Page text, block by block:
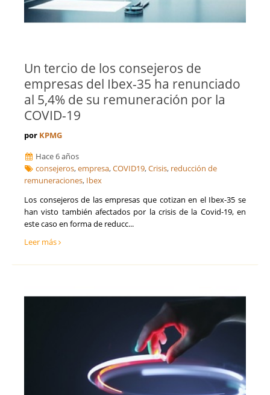
Un tercio de los consejeros de
empresas del Ibex-35 ha renunciado
al 5,4% de su remuneración por la
COVID-19
por KPMG
Hace 6 años
consejeros,empresa,COVID19,Crisis, reducción de
remuneraciones, Ibex
Los consejeros de las empresas que cotizan en el Ibex-35 se
han visto también afectados por la crisis de la Covid-19, en
este caso en forma de reducc...
Leer más